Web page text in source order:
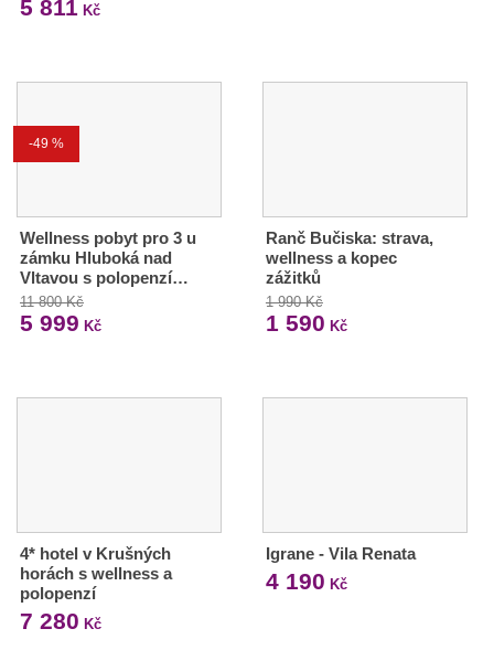
5 811 Kč
-49 %
Wellness pobyt pro 3 u
zámku Hluboká nad
Vltavou s polopenzí…
11 800 Kč
5 999 Kč
Ranč Bučiska: strava,
wellness a kopec
zážitků
1 990 Kč
1 590 Kč
4* hotel v Krušných
horách s wellness a
polopenzí
7 280 Kč
Igrane - Vila Renata
4 190 Kč